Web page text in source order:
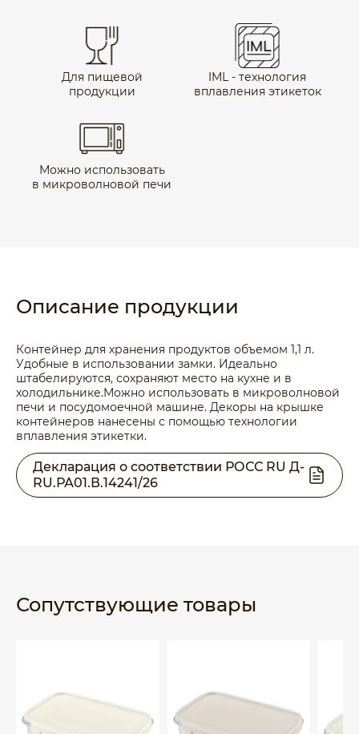
Для пищевой
продукции
IML - технология
вплавления этикеток
Можно использовать
в микроволновой печи
Описание продукции
Контейнер для хранения продуктов объемом 1,1 л.
Удобные в использовании замки. Идеально
штабелируются, сохраняют место на кухне и в
холодильнике.Можно использовать в микроволновой
печи и посудомоечной машине. Декоры на крышке
контейнеров нанесены с помощью технологии
вплавления этикетки.
Декларация о соответствии РОСС RU Д-
RU.РА01.В.14241/26
Сопутствующие товары